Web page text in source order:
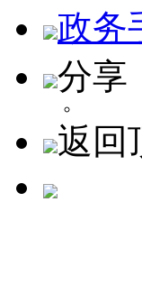
政务
分享
返回